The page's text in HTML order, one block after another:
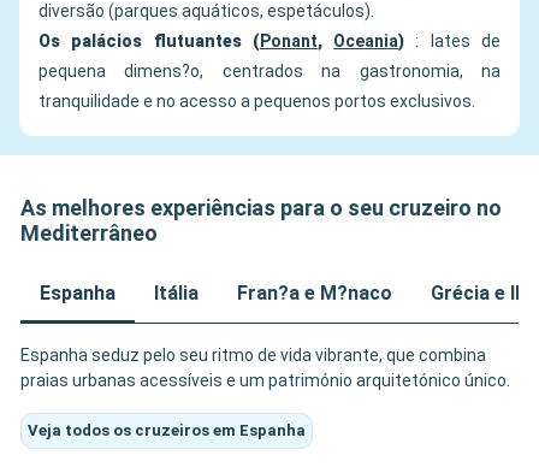
diversão (parques aquáticos, espetáculos).
Os palácios flutuantes (Ponant, Oceania) : Iates de
pequena dimens?o, centrados na gastronomia, na
tranquilidade e no acesso a pequenos portos exclusivos.
As melhores experiências para o seu cruzeiro no
Mediterrâneo
Espanha Itália Fran?a e M?naco Grécia e
Espanha seduz pelo seu ritmo de vida vibrante, que combina
praias urbanas acessíveis e um património arquitetónico único.
Veja todos os cruzeiros em Espanha